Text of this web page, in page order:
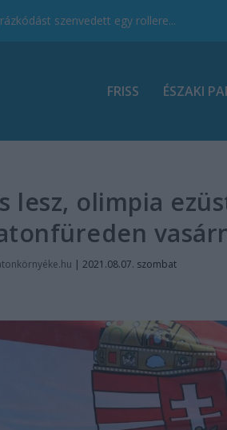
szenvedett egy rollere...
FRISS ÉSZAKI
lesz, olimpia
|2021.08.07. szombat